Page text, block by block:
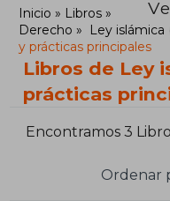
Inicio
Libros
Derecho
Ley islámica
y prácticas principales
Libros de Ley
prácticas
Encontramos 3
Ordenar